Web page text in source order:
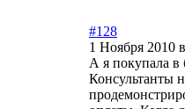
#128
1 Ноября 2010
А я покупала в
Консультанты